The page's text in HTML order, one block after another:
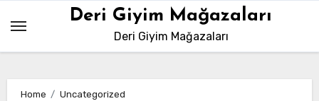
content
Deri Giyim Mağazaları
Deri Giyim Mağazaları
Home
Uncategorized